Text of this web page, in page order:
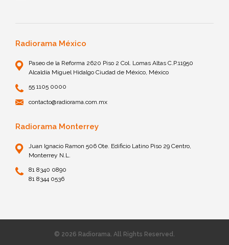
Radiorama México
Paseo de la Reforma 2620 Piso 2 Col. Lomas Altas C.P.11950
Alcaldía Miguel Hidalgo Ciudad de México, México
55 1105 0000
contacto@radiorama.com.mx
Radiorama Monterrey
Juan Ignacio Ramon 506 Ote. Edificio Latino Piso 29 Centro,
Monterrey N.L.
81 8340 0890
81 8344 0536
© 2026 Radiorama. All Rights Reserved.